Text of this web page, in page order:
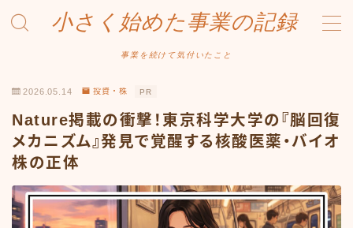
小さく始めた事業の記録
事業を続けて気付いたこと
Amazonせどり
トラブル事例
出品ノウハウ
フリマ物販
2026.05.14 投資・株 PR
Nature掲載の衝撃！東京科学大学の『脳回復
メカニズム』発見で覚醒する核酸医薬・バイオ
株の正体